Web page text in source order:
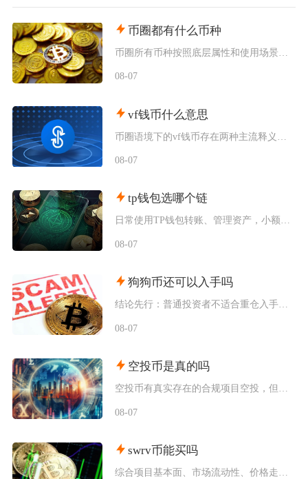
币圈都有什么币种
08-07
vf钱币什么意思
08-07
tp钱包选哪个链
日常使用TP钱包转账、管理资产，小额稳定币互转优先选择波场TRC20；币安生态内交互、参与
08-07
狗狗币还可以入手吗
08-07
空投币是真的吗
08-07
swrv币能买吗